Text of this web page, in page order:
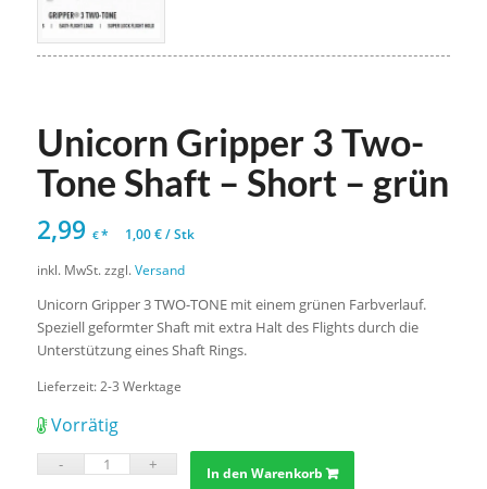
Unicorn Gripper 3 Two-
Tone Shaft – Short – grün
2,99 €* 1,00€/Stk
inkl. MwSt. zzgl.Versand
Unicorn Gripper 3 TWO-TONE mit einem grünen Farbverlauf.
Speziell geformter Shaft mit extra Halt des Flights durch die
Unterstützung eines Shaft Rings.
Lieferzeit: 2-3 Werktage
Vorrätig
In den Warenkorb